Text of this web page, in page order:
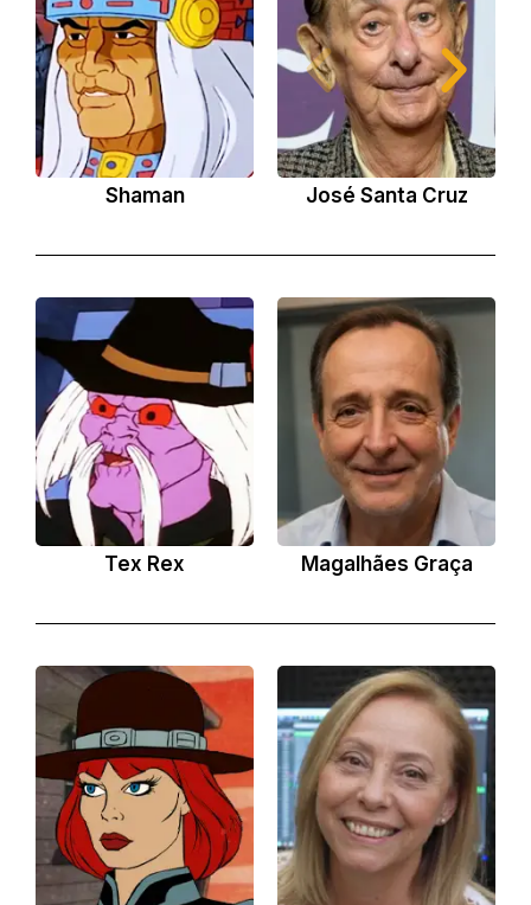
Shaman José Santa Cruz
Tex Rex Magalhães Graça